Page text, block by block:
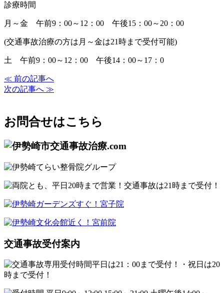
診療時間
月～金 午前9：00～12：00 午後15：00～20：00
(交通事故治療の方は月～金は21時まで受付可能)
土 午前9：00～12：00 午後14：00～17：0
≪ 前の記事へ
次の記事へ ≫
お問合せはこちら
交通事故受付案内